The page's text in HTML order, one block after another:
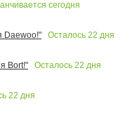
сегодня
Daewoo!"
Осталось 22 дня
Bort!"
Осталось 22 дня
22 дня